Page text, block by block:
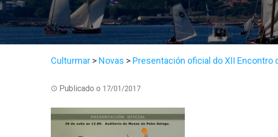
Culturmar > Novas > Presentación oficial do XII Encontro
Publicado o 17/01/2017